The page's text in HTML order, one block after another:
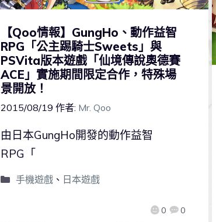
【Qoo情報】GungHo、動作益智
RPG「公主踢騎士Sweets」與
PSVita版本遊戲「仙境傳說奧德賽
ACE」實施期間限定合作，特殊場
景開放！
2015/08/19 作者: Mr. Qoo
0 0
由日本GungHo開發的動作益智
RPG「
手機遊戲、 日本遊戲